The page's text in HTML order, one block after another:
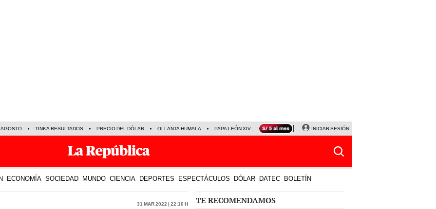
AGOSTO TINKA RESULTADOS PRECIO DEL DÓLAR OLLANTA HUMALA PAPA LEÓN XIV NALDY SALDAÑA LA BELLA LUZ
INICIAR SESIÓN
ECONOMÍA SOCIEDAD MUNDO CIENCIA DEPORTES ESPECTÁCULOS DÓLAR DATEC BOLETÍN
31 Mar 2022 | 22:10 h TE RECOMENDAMOS